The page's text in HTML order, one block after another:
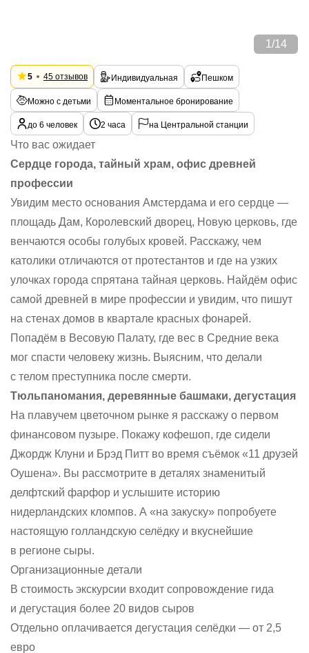
1 /14
5 45 отзывов Индивидуальная Пешком
Можно с детьми Моментальное бронирование
до 6 человек 2 часа на Центральной станции
Что вас ожидает
Сердце города, тайный храм, офис древней
профессии
Увидим место основания Амстердама и его сердце —
площадь Дам, Королевский дворец, Новую церковь, где
венчаются особы голубых кровей. Расскажу, чем
католики отличаются от протестантов и где на узких
улочках города спрятана тайная церковь. Найдём офис
самой древней в мире профессии и увидим, что пишут
на стенах домов в квартале красных фонарей.
Попадём в Весовую Палату, где вес в Средние века
мог спасти человеку жизнь. Выясним, что делали
с телом преступника после смерти.
Тюльпаномания, деревянные башмаки, дегустация
На плавучем цветочном рынке я расскажу о первом
финансовом пузыре. Покажу кофешоп, где сидели
Джордж Клуни и Брэд Питт во время съёмок «11 друзей
Оушена». Вы рассмотрите в деталях знаменитый
делфтский фарфор и услышите историю
нидерландских кломпов. А «на закуску» попробуете
настоящую голландскую селёдку и вкуснейшие
в регионе сыры.
Организационные детали
В стоимость экскурсии входит сопровождение гида
и дегустация более 20 видов сыров
Отдельно оплачивается дегустация селёдки — от 2,5
евро